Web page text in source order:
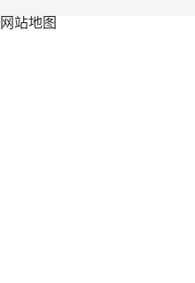
网站地图